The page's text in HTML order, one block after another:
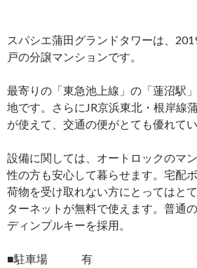
スパシエ蒲田グランドタワーは、
戸の分譲マンションです。
最寄りの「東急池上線」の「蓮沼駅
地です。さらにJR京浜東北・根岸線
が使えて、交通の便がとても優れてい
設備に関しては、オートロックのマ
性の方も安心して暮らせます。宅配
荷物を受け取れない方にとってはと
ターネットが無料で使えます。普通
ディンプルキーを採用。
■駐車場 有